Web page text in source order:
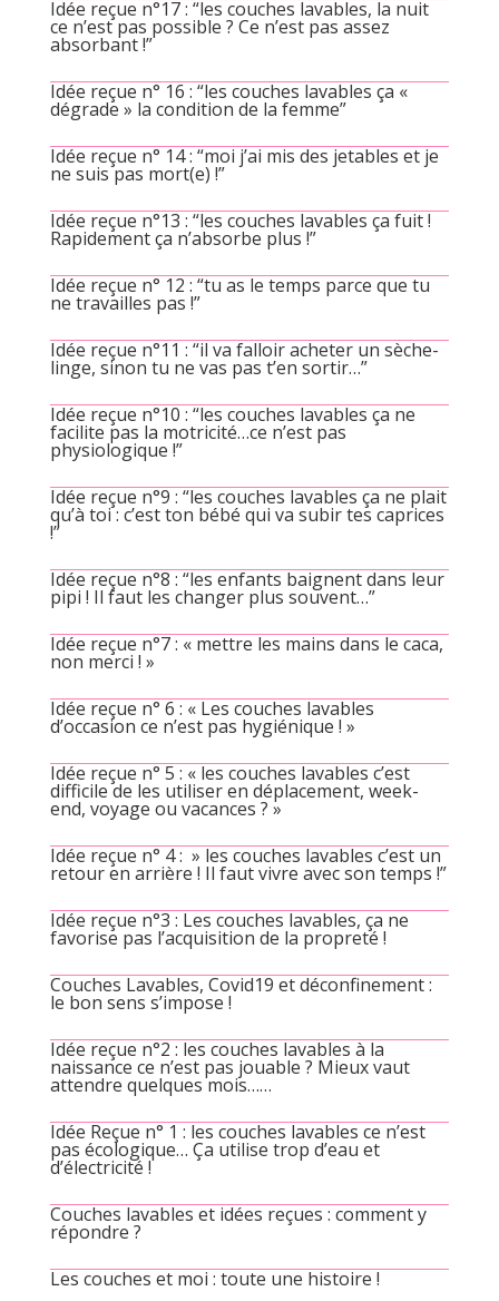
Idée reçue n°17 : “les couches lavables, la nuit
ce n’est pas possible ? Ce n’est pas assez
absorbant !”
Idée reçue n° 16 : “les couches lavables ça «
dégrade » la condition de la femme”
Idée reçue n° 14 : “moi j’ai mis des jetables et je
ne suis pas mort(e) !”
Idée reçue n°13 : “les couches lavables ça fuit !
Rapidement ça n’absorbe plus !”
Idée reçue n° 12 : “tu as le temps parce que tu
ne travailles pas !”
Idée reçue n°11 : “il va falloir acheter un sèche-
linge, sinon tu ne vas pas t’en sortir…”
Idée reçue n°10 : “les couches lavables ça ne
facilite pas la motricité…ce n’est pas
physiologique !”
Idée reçue n°9 : “les couches lavables ça ne plait
qu’à toi : c’est ton bébé qui va subir tes caprices
!”
Idée reçue n°8 : “les enfants baignent dans leur
pipi ! Il faut les changer plus souvent…”
Idée reçue n°7 : « mettre les mains dans le caca,
non merci ! »
Idée reçue n° 6 : « Les couches lavables
d’occasion ce n’est pas hygiénique ! »
Idée reçue n° 5 : « les couches lavables c’est
difficile de les utiliser en déplacement, week-
end, voyage ou vacances ? »
Idée reçue n° 4 : » les couches lavables c’est un
retour en arrière ! Il faut vivre avec son temps !”
Idée reçue n°3 : Les couches lavables, ça ne
favorise pas l’acquisition de la propreté !
Couches Lavables, Covid19 et déconfinement :
le bon sens s’impose !
Idée reçue n°2 : les couches lavables à la
naissance ce n’est pas jouable ? Mieux vaut
attendre quelques mois……
Idée Reçue n° 1 : les couches lavables ce n’est
pas écologique… Ça utilise trop d’eau et
d’électricité !
Couches lavables et idées reçues : comment y
répondre ?
Les couches et moi : toute une histoire !